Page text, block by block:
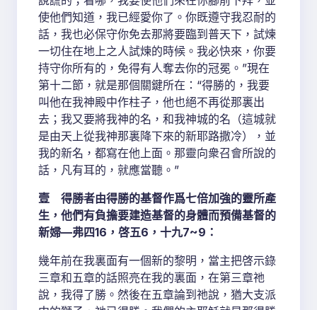
使他們知道，我已經愛你了。你既遵守我忍耐的
話，我也必保守你免去那將要臨到普天下，試煉
一切住在地上之人試煉的時候。我必快來，你要
持守你所有的，免得有人奪去你的冠冕。”現在
第十二節，就是那個關鍵所在：“得勝的，我要
叫他在我神殿中作柱子，他也絕不再從那裏出
去；我又要將我神的名，和我神城的名（這城就
是由天上從我神那裏降下來的新耶路撒冷），並
我的新名，都寫在他上面。那靈向衆召會所說的
話，凡有耳的，就應當聽。”
壹 得勝者由得勝的基督作爲七倍加強的靈所產
生，他們有負擔要建造基督的身體而預備基督的
新婦—弗四16，啓五6，十九7~9：
幾年前在我裏面有一個新的黎明，當主把啓示錄
三章和五章的話照亮在我的裏面，在第三章祂
說，我得了勝。然後在五章論到祂說，猶大支派